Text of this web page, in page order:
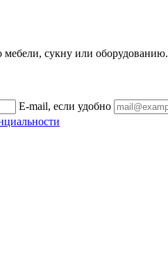
мебели, сукну или оборудованию.
E-mail, если удобно